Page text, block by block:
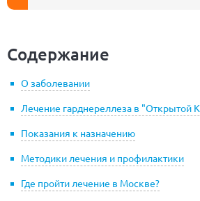
Содержание
О заболевании
Лечение гарднереллеза в "Открытой
Показания к назначению
Методики лечения и профилактики
Где пройти лечение в Москве?